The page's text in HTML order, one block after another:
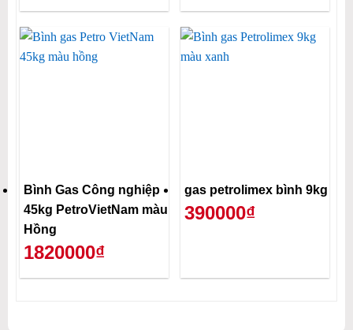
Bình Gas Công nghiệp
45kg PetroVietNam màu
Hồng
1820000₫
gas petrolimex bình 9kg
390000₫